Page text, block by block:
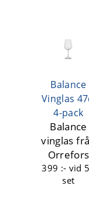
Balance
Vinglas
4-pack
Balance
vinglas
Orrefors
399 :- vid
set